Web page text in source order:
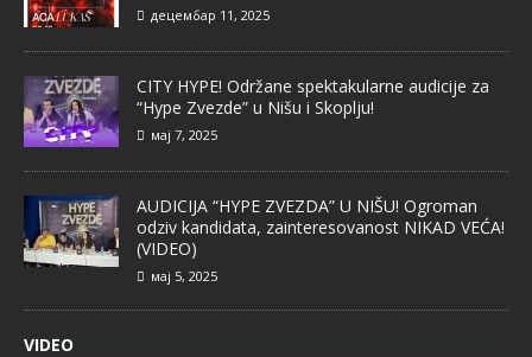
децембар 11, 2025
CITY HYPE! Održane spektakularne audicije za
“Hype Zvezde” u Nišu i Skoplju!
мај 7, 2025
AUDICIJA “HYPE ZVEZDA” U NIŠU! Ogroman
odziv kandidata, zainteresovanost NIKAD VEĆA!
(VIDEO)
мај 5, 2025
VIDEO